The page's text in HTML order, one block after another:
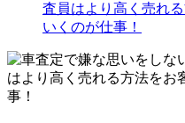
査員はより高く売れ
いくのが仕事！